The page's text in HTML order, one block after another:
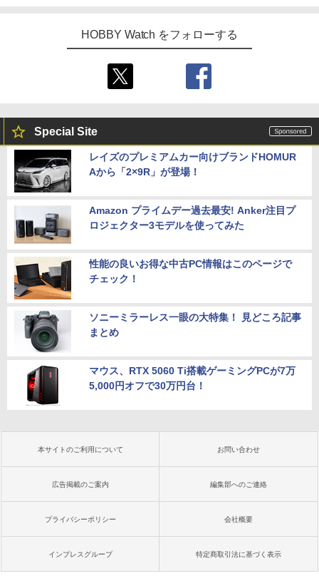
HOBBY Watch をフォローする
Special Site
レイズのプレミアムカー向けブランドHOMUR
Aから「2×9R」が登場！
Amazon プライムデー過去最安! Anker注目プ
ロジェクター3モデルを使ってみた
性能の良いお得な中古PC情報はこのページで
チェック！
ソニーミラーレス一眼の大特集！ 見どころ記事
まとめ
マウス、RTX 5060 Ti搭載ゲーミングPCが7万
5,000円オフで30万円台！
本サイトのご利用について お問い合わせ
広告掲載のご案内 編集部へのご連絡
プライバシーポリシー 会社概要
インプレスグループ 特定商取引法に基づく表示